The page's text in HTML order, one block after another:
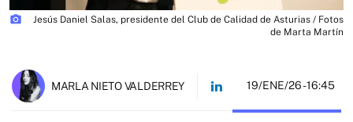
photo_camera
Jesús Daniel Salas, presidente del Club de Calidad de Asturias / Fotos
de Marta Martín
MARLA NIETO VALDERREY 19/ENE/26- 16:45